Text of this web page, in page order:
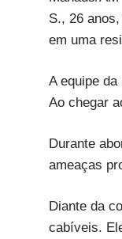
S., 26
em uma
A equipe
Ao chegar
Durante
ameaças
Diante da
cabíveis.